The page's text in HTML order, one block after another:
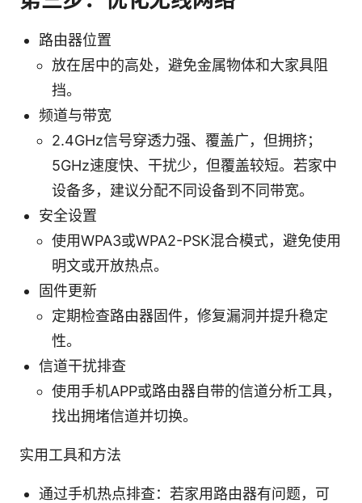
路由器位置
放在居中的高处，避免金属物体和大家具阻
挡。
频道与带宽
2.4GHz信号穿透力强、覆盖广，但拥挤；
5GHz速度快、干扰少，但覆盖较短。若家中
设备多，建议分配不同设备到不同带宽。
安全设置
使用WPA3或WPA2-PSK混合模式，避免使用
明文或开放热点。
固件更新
定期检查路由器固件，修复漏洞并提升稳定
性。
信道干扰排查
使用手机APP或路由器自带的信道分析工具，
找出拥堵信道并切换。
实用工具和方法
通过手机热点排查：若家用路由器有问题，可